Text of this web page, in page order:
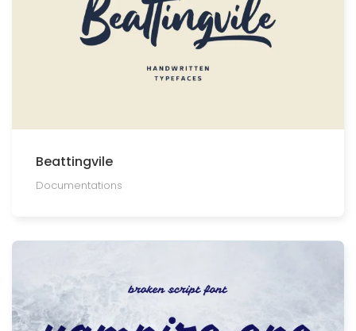
Beattingvile
Documentations